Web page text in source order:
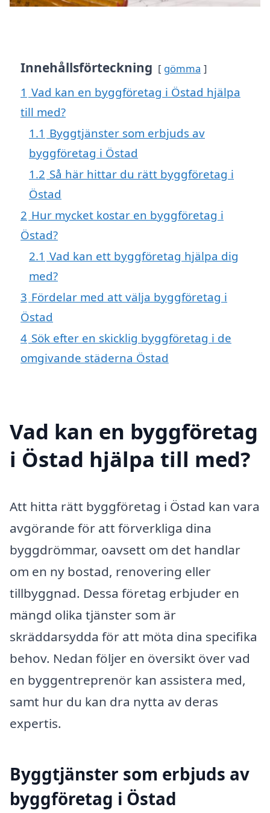
Innehållsförteckning gömma
1 Vad kan en byggföretag i Östad hjälpa
till med?
1.1 Byggtjänster som erbjuds av
byggföretag i Östad
1.2 Så här hittar du rätt byggföretag i
Östad
2 Hur mycket kostar en byggföretag i
Östad?
2.1 Vad kan ett byggföretag hjälpa dig
med?
3 Fördelar med att välja byggföretag i
Östad
4 Sök efter en skicklig byggföretag i de
omgivande städerna Östad
Vad kan en byggföretag
i Östad hjälpa till med?
Att hitta rätt byggföretag i Östad kan vara
avgörande för att förverkliga dina
byggdrömmar, oavsett om det handlar
om en ny bostad, renovering eller
tillbyggnad. Dessa företag erbjuder en
mängd olika tjänster som är
skräddarsydda för att möta dina specifika
behov. Nedan följer en översikt över vad
en byggentreprenör kan assistera med,
samt hur du kan dra nytta av deras
expertis.
Byggtjänster som erbjuds av
byggföretag i Östad